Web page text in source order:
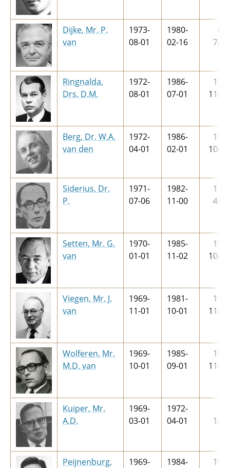
Dijke, Mr. P.
van
1973-
08-01
1980-
02-16
6
7m
Ringnalda,
Drs. D.M.
1972-
08-01
1986-
07-01
13
11 m
Berg, Dr. W.A.
van den
1972-
04-01
1986-
02-01
13
10m
Siderius, Dr.
P.
1971-
07-06
1982-
11-00
11
4m
Setten, Mr. G.
van
1970-
01-01
1985-
11-02
15
10m
Viegen, Mr. J.
van
1969-
11-01
1981-
10-01
11
11 m
Wolferen, Mr.
M.D. van
1969-
10-01
1985-
09-01
15
11 m
Kuiper, Mr.
A.D.
1969-
03-01
1972-
04-01
3
1 m
Peijnenburg, 1969- 1984- 15